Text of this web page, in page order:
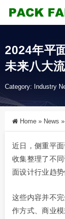
2024年平
未来八大
Category: Industry
Home » News »
近日，侧重平
收集整理了不
面设计行业趋势
这些内容并不
作方式、商业